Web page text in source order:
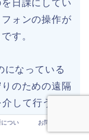
日課にしてい
ォンの操作が
す。
になっている
のための遠隔
して行うよう
かもしれませ
につい
お問い合わせ